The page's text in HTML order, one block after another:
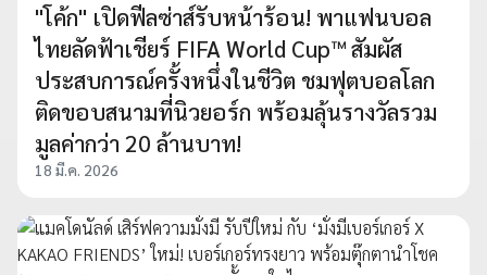
"โค้ก" เปิดฟีลซ่าส์รับหน้าร้อน! พาแฟนบอล
ไทยลัดฟ้าเชียร์ FIFA World Cup™ สัมผัส
ประสบการณ์ครั้งหนึ่งในชีวิต ชมฟุตบอลโลก
ติดขอบสนามที่นิวยอร์ก พร้อมลุ้นรางวัลรวม
มูลค่ากว่า 20 ล้านบาท!
18 มี.ค. 2026